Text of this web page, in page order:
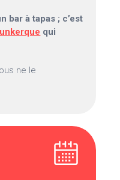
bar à tapas ; c’est
qui
ne le